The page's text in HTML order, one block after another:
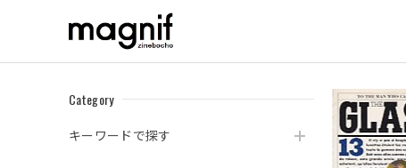
Category
キーワードで探す